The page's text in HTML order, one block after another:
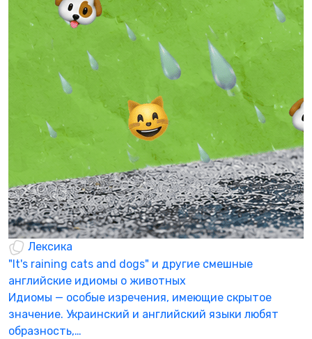
Лексика
"It's raining cats and dogs" и другие смешные
английские идиомы о животных
Идиомы — особые изречения, имеющие скрытое
значение. Украинский и английский языки любят
образность,…